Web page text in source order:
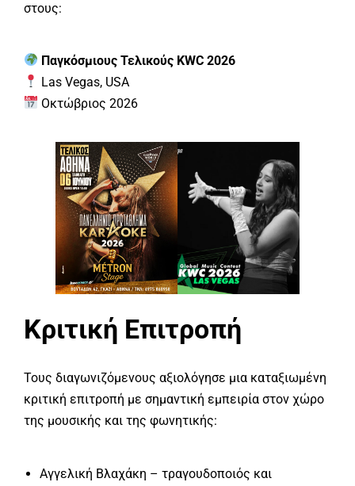
στους:
Παγκόσμιους Τελικούς KWC 2026
Las Vegas, USA
Οκτώβριος 2026
Κριτική Επιτροπή
Τους διαγωνιζόμενους αξιολόγησε μια καταξιωμένη
κριτική επιτροπή με σημαντική εμπειρία στον χώρο
της μουσικής και της φωνητικής:
Αγγελική Βλαχάκη – τραγουδοποιός και